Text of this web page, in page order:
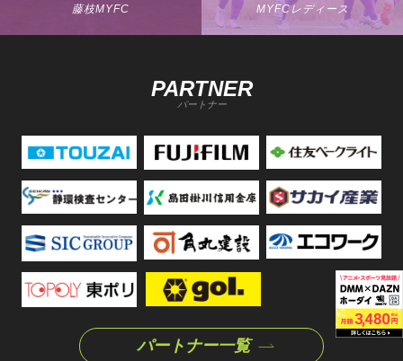
藤枝MYFC MYFCレディース
PARTNER
パートナー
パートナー一覧